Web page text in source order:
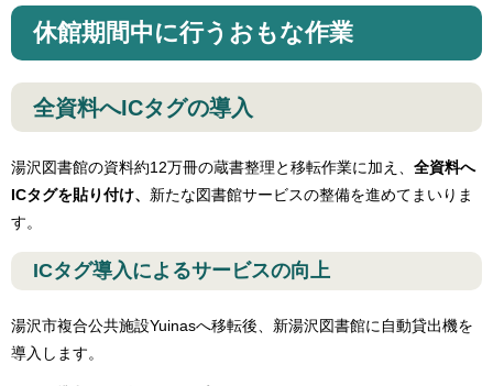
休館期間中に行うおもな作業
全資料へICタグの導入
湯沢図書館の資料約12万冊の蔵書整理と移転作業に加え、 全資料へ
ICタグを貼り付け、 新たな図書館サービスの整備を進めてまいりま
す。​
ICタグ導入によるサービスの向上
湯沢市複合公共施設Yuinasへ移転後、新湯沢図書館に自動貸出機を
導入します。